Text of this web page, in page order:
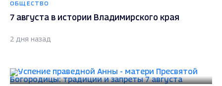
ОБЩЕСТВО
7 августа в истории Владимирского края
2 дня назад